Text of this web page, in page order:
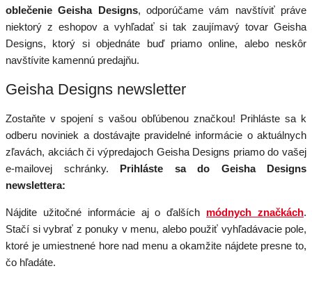
oblečenie Geisha Designs, odporúčame vám navštíviť práve
niektorý z eshopov a vyhľadať si tak zaujímavý tovar Geisha
Designs, ktorý si objednáte buď priamo online, alebo neskôr
navštívite kamennú predajňu.
Geisha Designs newsletter
Zostaňte v spojení s vašou obľúbenou značkou! Prihláste sa k
odberu noviniek a dostávajte pravidelné informácie o aktuálnych
zľavách, akciách či výpredajoch Geisha Designs priamo do vašej
e-mailovej schránky. Prihláste sa do Geisha Designs
newslettera:
Nájdite užitočné informácie aj o ďalších módnych značkách.
Stačí si vybrať z ponuky v menu, alebo použiť vyhľadávacie pole,
ktoré je umiestnené hore nad menu a okamžite nájdete presne to,
čo hľadáte.